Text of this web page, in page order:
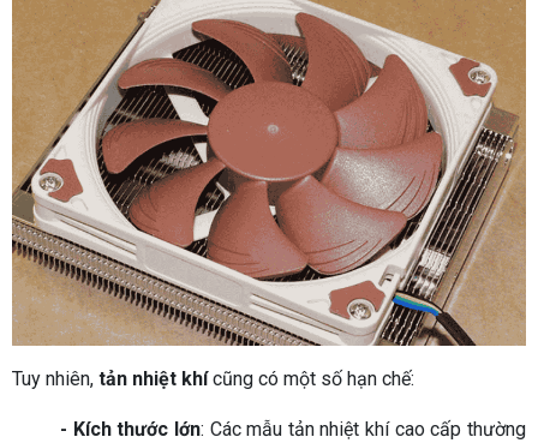
Tuy nhiên, tản nhiệt khícũng có một số hạn chế:
- Kích thước lớn: Các mẫu tản nhiệt khí cao cấp thường